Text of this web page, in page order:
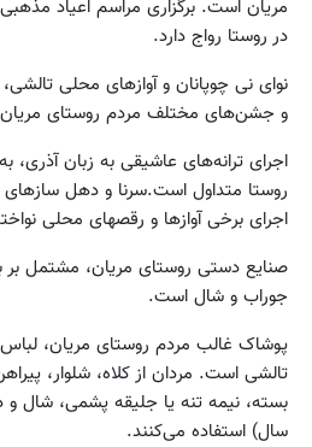
مریان است. برگزاری مراسم اعیاد
در روستا رواج دارد.
نوای نی چوپانان و آوازهای محلی
و جشن‏‌های مختلف مردم روستای
اجرای ترانه‏‌های عاشیقی به زبان آذری،
روستا متداول است.سرنا و دهل
اجرای برخی آوازها و رقص‏های محلی
صنایع دستی روستای مریان، مشتمل بر
جوراب و شال است.
پوشاک غالب مردم روستای مریان،
تالشی است. مردان از کلاه، شلوار،
بسته، نیمه تنه یا جلیقه پشمی،
سال) استفاده می‏‌کنند.